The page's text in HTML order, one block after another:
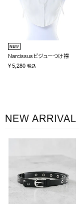
NEW
Narcissusビジューつけ襟
¥5,280 税込
NEW ARRIVAL